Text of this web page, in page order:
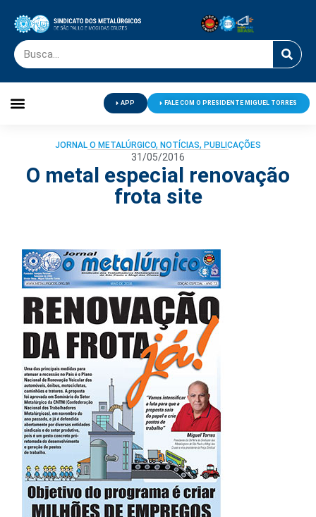
APP FALE COM O PRESIDENTE MIGUEL TORRES
JORNAL O METALÚRGICO, NOTÍCIAS, PUBLICAÇÕES
31/05/2016
O metal especial renovação
frota site